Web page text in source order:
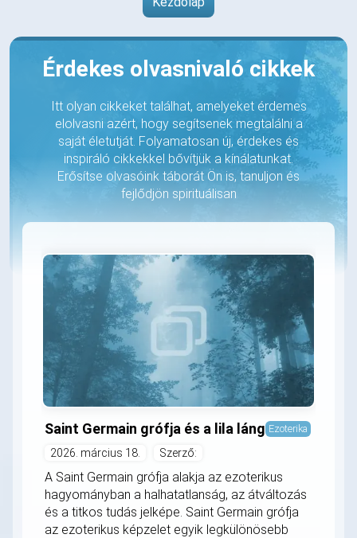
Érdekes olvasnivaló cikkek
Itt olyan cikkeket találhat, amelyeket érdemes
elolvasni azért, hogy segítsenek megtalálni a
saját életutját. Folyamatosan új, érdekes és
inspiráló cikkekkel bővítjük a kínálatunkat.
Erősítse olvasóink táborát Ön is, tanuljon és
fejlődjön spirituálisan
Saint Germain grófja és a lila láng Ezoterika
2026. március 18. Szerző:
A Saint Germain grófja alakja az ezoterikus
hagyományban a halhatatlanság, az átváltozás
és a titkos tudás jelképe. Saint Germain grófja
az ezoterikus képzelet egyik legkülönösebb